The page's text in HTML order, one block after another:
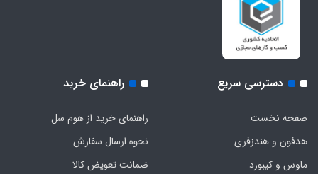
دسترسی سریع
صفحه نخست
هدفون‌ و‌ هندزفری
ماوس و کیبورد
راهنمای خرید
راهنمای خرید از هوم سل
نحوه ارسال سفارش
ضمانت تعویض کالا